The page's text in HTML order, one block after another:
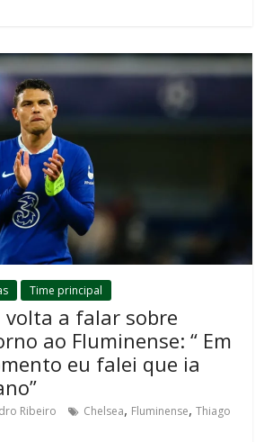
Time principal
volta a falar sobre
ao Fluminense: “ Em
eu falei que ia
Ribeiro Chelsea, Fluminense,Thiago